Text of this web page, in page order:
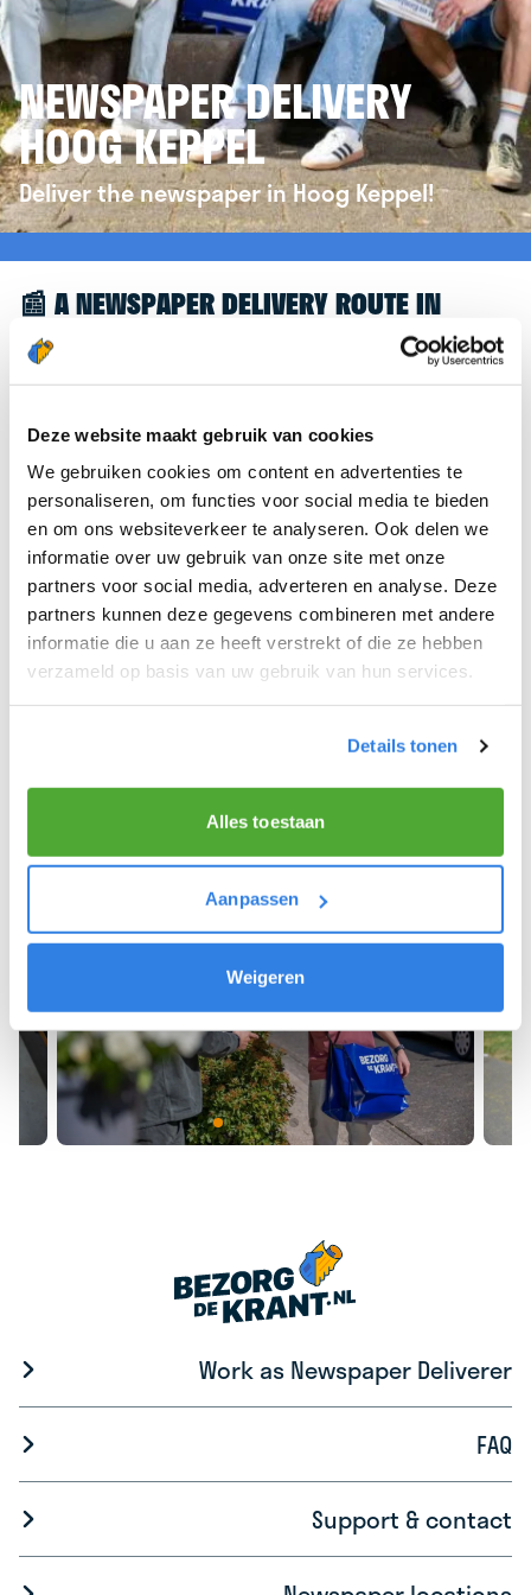
Deze website maakt gebruik van cookies
We gebruiken cookies om content en advertenties te
personaliseren, om functies voor social media te bieden
en om ons websiteverkeer te analyseren. Ook delen we
informatie over uw gebruik van onze site met onze
partners voor social media, adverteren en analyse. Deze
partners kunnen deze gegevens combineren met andere
informatie die u aan ze heeft verstrekt of die ze hebben
verzameld op basis van uw gebruik van hun services.
Details tonen
Alles toestaan
Aanpassen
Weigeren
NEWSPAPER DELIVERY
HOOG KEPPEL
Deliver the newspaper in Hoog Keppel!
📰 A NEWSPAPER DELIVERY ROUTE IN
HOOG KEPPEL
Great to see you're interested in a newspaper
we’d like to refer you to thekrantenbezorgen.nl
website. There, you can easily sign up to deliver
newspapers in Hoog Keppel.
We hope you can get started soon and wish you
the best of luck! 🚴‍♂️💨
Work as Newspaper Deliverer
FAQ
Support & contact